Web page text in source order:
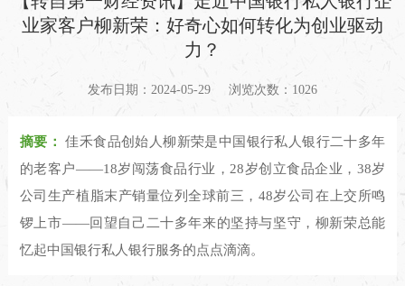
业家客户柳新荣：好奇心如何转化为创业驱动
力？
发布日期：2024-05-29 浏览次数：1026
摘要：
佳禾食品创始人柳新荣是中国银行私人银行二十多年
的老客户——18岁闯荡食品行业，28岁创立食品企业，38岁
公司生产植脂末产销量位列全球前三，48岁公司在上交所鸣
锣上市——回望自己二十多年来的坚持与坚守，柳新荣总能
忆起中国银行私人银行服务的点点滴滴。